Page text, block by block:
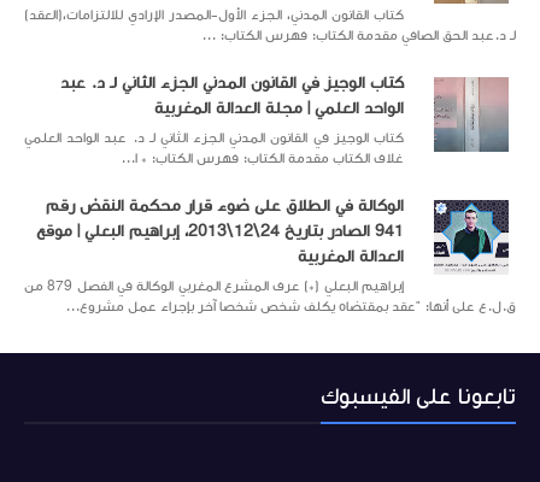
كتاب القانون المدني، الجزء الأول-المصدر الإرادي للالتزامات،(العقد)
لـ د.عبد الحق الصافي مقدمة الكتاب: فهرس الكتاب: ...
كتاب الوجيز في القانون المدني الجزء الثاني لـ د. عبد
الواحد العلمي | مجلة العدالة المغربية
كتاب الوجيز في القانون المدني الجزء الثاني لـ د. عبد الواحد العلمي
غلاف الكتاب مقدمة الكتاب: فهرس الكتاب: * ا...
الوكالة في الطلاق على ضوء قرار محكمة النقض رقم
941 الصادر بتاريخ 24\12\2013، إبراهيم البعلي | موقع
العدالة المغربية
إبراهيم البعلي (*) عرف المشرع المغربي الوكالة في الفصل 879 من
ق.ل.ع على أنها: "عقد بمقتضاه يكلف شخص شخصا آخر بإجراء عمل مشروع...
تابعونا على الفيسبوك